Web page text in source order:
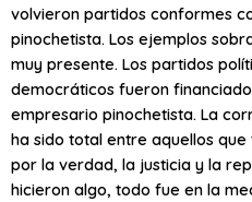
volvieron partidos conformes
pinochetista. Los ejemplos
muy presente. Los partidos
democráticos fueron
empresario pinochetista. La
ha sido total entre aquellos
por la verdad, la justicia y la
hicieron algo, todo fue en la